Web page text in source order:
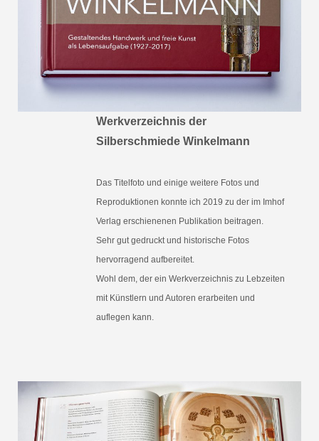
Werkverzeichnis der
Silberschmiede Winkelmann
Das Titelfoto und einige weitere Fotos und
Reproduktionen konnte ich 2019 zu der im Imhof
Verlag erschienenen Publikation beitragen.
Sehr gut gedruckt und historische Fotos
hervorragend aufbereitet.
Wohl dem, der ein Werkverzeichnis zu Lebzeiten
mit Künstlern und Autoren erarbeiten und
auflegen kann.